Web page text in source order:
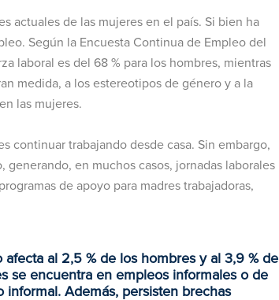
actuales de las mujeres en el país. Si bien ha
Según la Encuesta Continua de Empleo del
laboral es del 68 % para los hombres, mientras
medida, a los estereotipos de género y a la
las mujeres.
continuar trabajando desde casa. Sin embargo,
en muchos casos, jornadas laborales
de apoyo para madres trabajadoras,
al 2,5 % de los hombres y al 3,9 % de
se encuentra en empleos informales o de
Además, persisten brechas